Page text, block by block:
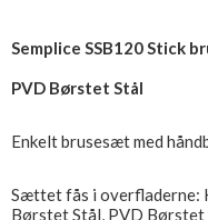
Semplice SSB120 Stick
PVD Børstet Stål
Enkelt brusesæt med
Sættet fås i overfladerne:
Børstet Stål, PVD